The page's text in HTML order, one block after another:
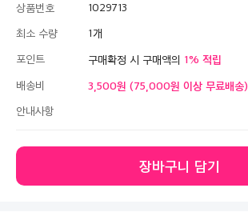
상품번호
1029713
최소 수량
1
포인트
구매확정 시 구매액의 1
배송비 3,500원 (75,000원 이상 무료배송)
안내사항
장바구니 담기